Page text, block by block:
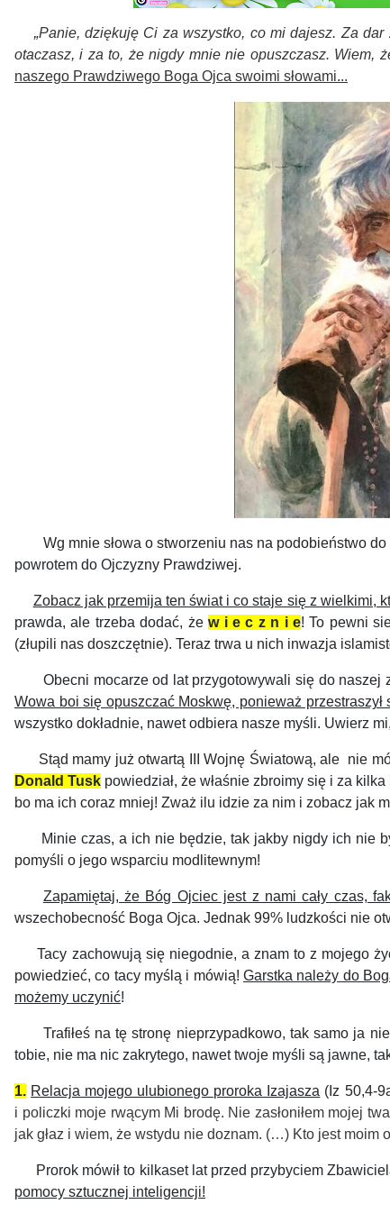
„Panie, dziękuję Ci za wszystko, co mi dajesz. Za
otaczasz, i za to, że nigdy mnie nie opuszczasz. Wiem,
naszego Prawdziwego Boga Ojca swoimi słowami...
Wg mnie słowa o stworzeniu nas na podobieństwo
powrotem do Ojczyzny Prawdziwej.
Zobacz jak przemija ten świat i co staje się z wielkimi,
prawda, ale trzeba dodać, żew i e c z n i e! To pewni
(złupili nas doszczętnie). Teraz trwa u nich inwazja
Obecni mocarze od lat przygotowywali się do naszej
Wowa boi się opuszczać Moskwę, ponieważ
wszystko dokładnie, nawet odbiera nasze myśli. Uwierz
Stąd mamy już otwartą III Wojnę Światową, ale nie
Donald Tusk powiedział, że właśnie zbroimy się i za
bo ma ich coraz mniej! Zważ ilu idzie za nim i zobacz jak
Minie czas, a ich nie będzie, tak jakby nigdy ich nie
pomyśli o jego wsparciu modlitewnym!
Zapamiętaj, że Bóg Ojciec jest z nami cały czas,
wszechobecność Boga Ojca. Jednak 99% ludzkości nie
Tacy zachowują się niegodnie, a znam to z mojego
powiedzieć, co tacy myślą i mówią! Garstka należy do
możemy uczynić!
Trafiłeś na tę stronę nieprzypadkowo, tak samo ja nie
tobie, nie ma nic zakrytego, nawet twoje myśli są jawne,
1. Relacja mojego ulubionego proroka Izajasza (Iz 50,4-
i policzki moje rwącym Mi brodę. Nie zasłoniłem mojej
jak głaz i wiem, że wstydu nie doznam. (…) Kto jest moim
Prorok mówił to kilkaset lat przed przybyciem
pomocy sztucznej inteligencji!